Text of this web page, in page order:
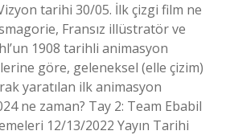
tarihi 30/05. İlk çizgi film ne
Fransız illüstratör ve
1908 tarihli animasyon
göre, geleneksel (elle çizim)
yaratılan ilk animasyon
ne zaman? Tay 2: Team Ebabil
12/13/2022 Yayın Tarihi